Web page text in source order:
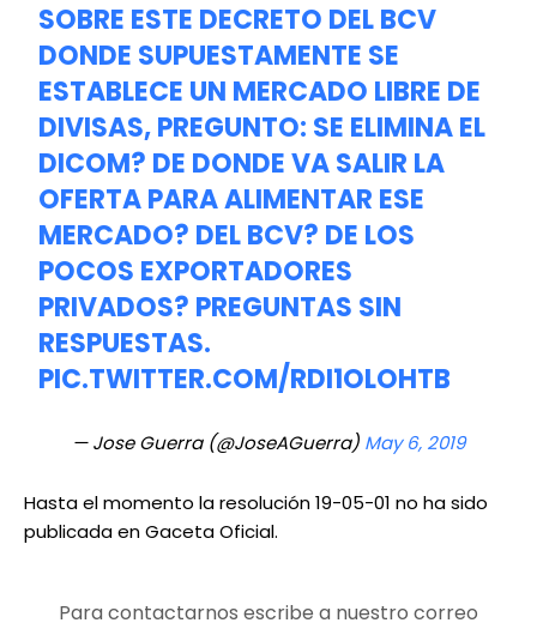
SOBRE ESTE DECRETO DEL BCV
DONDE SUPUESTAMENTE SE
ESTABLECE UN MERCADO LIBRE DE
DIVISAS, PREGUNTO: SE ELIMINA EL
DICOM? DE DONDE VA SALIR LA
OFERTA PARA ALIMENTAR ESE
MERCADO? DEL BCV? DE LOS
POCOS EXPORTADORES
PRIVADOS? PREGUNTAS SIN
RESPUESTAS.
PIC.TWITTER.COM/RDI1OLOHTB
— Jose Guerra (@JoseAGuerra) May 6, 2019
Hasta el momento la resolución 19-05-01 no ha sido
publicada en Gaceta Oficial.
Para contactarnos escribe a nuestro correo